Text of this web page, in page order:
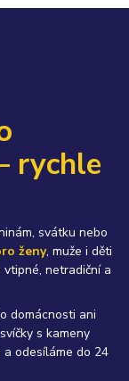
rychle
svátku nebo
ženy, muže i děti
netradiční a
domácnosti ani
s kameny
a odesíláme do 24